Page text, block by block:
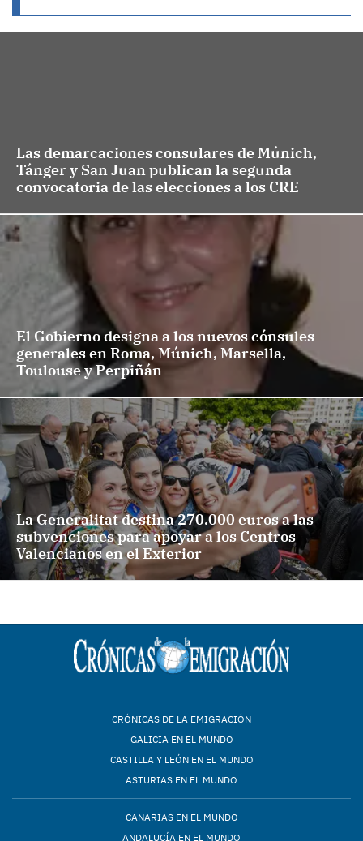
Las demarcaciones consulares de Múnich,
Tánger y San Juan publican la segunda
convocatoria de las elecciones a los CRE
El Gobierno designa a los nuevos cónsules
generales en Roma, Múnich, Marsella,
Toulouse y Perpiñán
La Generalitat destina 270.000 euros a las
subvenciones para apoyar a los Centros
Valencianos en el Exterior
CRÓNICAS DE LA EMIGRACIÓN
GALICIA EN EL MUNDO
CASTILLA Y LEÓN EN EL MUNDO
ASTURIAS EN EL MUNDO
CANARIAS EN EL MUNDO
ANDALUCÍA EN EL MUNDO